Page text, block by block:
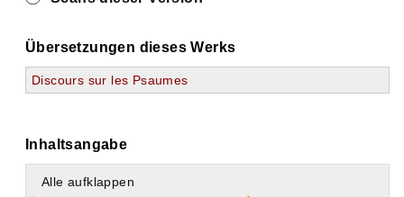
Übersetzungen dieses Werks
Discours sur les Psaumes
Inhaltsangabe
Alle aufklappen